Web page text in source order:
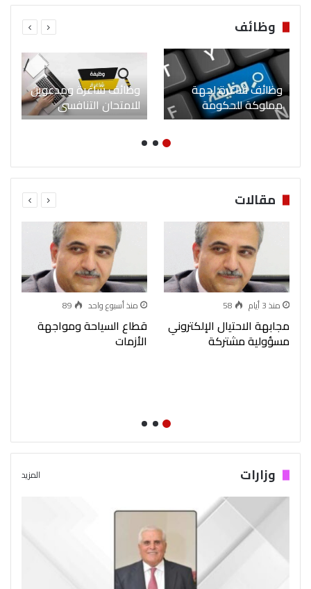
وظائف
وظائف شاغرة لجهة
مملوكة للحكومة
وظائف شاغرة ومدعوين
للامتحان التنافسي
مقالات
منذ 3 أيام 58
مجابهة الاحتيال الإلكتروني
مسؤولية مشتركة
منذ أسبوع واحد 89
قطاع السياحة ومواجهة
الأزمات
وزارات المزيد